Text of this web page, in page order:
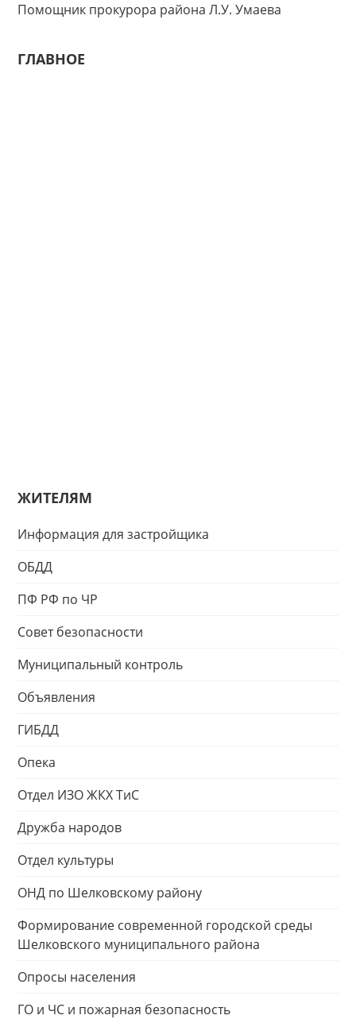
Помощник прокурора района Л.У. Умаева
ГЛАВНОЕ
ЖИТЕЛЯМ
Информация для застройщика
ОБДД
ПФ РФ по ЧР
Совет безопасности
Муниципальный контроль
Объявления
ГИБДД
Опека
Отдел ИЗО ЖКХ ТиС
Дружба народов
Отдел культуры
ОНД по Шелковскому району
Формирование современной городской среды
Шелковского муниципального района
Опросы населения
ГО и ЧС и пожарная безопасность